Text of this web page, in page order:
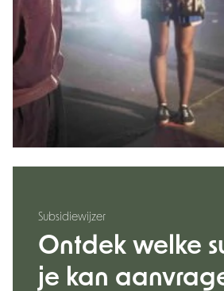
Subsidiewijzer
Ontdek welke
je kan